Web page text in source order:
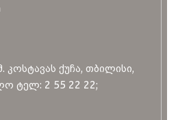
კოსტავას ქუჩა, თბილისი,
ტელ: 2 55 22 22;